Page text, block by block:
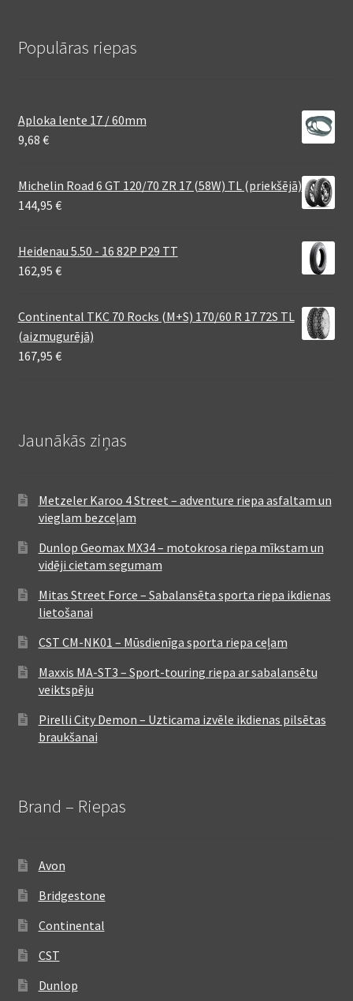
Populāras riepas
Aploka lente 17 / 60mm
9,68 €
Michelin Road 6 GT 120/70 ZR 17 (58W) TL (priekšējā)
144,95 €
Heidenau 5.50 - 16 82P P29 TT
162,95 €
Continental TKC 70 Rocks (M+S) 170/60 R 17 72S TL
(aizmugurējā)
167,95 €
Jaunākās ziņas
Metzeler Karoo 4 Street – adventure riepa asfaltam un
vieglam bezceļam
Dunlop Geomax MX34 – motokrosa riepa mīkstam un
vidēji cietam segumam
Mitas Street Force – Sabalansēta sporta riepa ikdienas
lietošanai
CST CM-NK01 – Mūsdienīga sporta riepa ceļam
Maxxis MA-ST3 – Sport-touring riepa ar sabalansētu
veiktspēju
Pirelli City Demon – Uzticama izvēle ikdienas pilsētas
braukšanai
Brand – Riepas
Avon
Bridgestone
Continental
CST
Dunlop